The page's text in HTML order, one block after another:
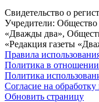
Свидетельство о
Учредители: Общество
«Дважды два»,
«Редакция газеты
Правила
Политика в
Политика
Согласие на
Обновить страницу